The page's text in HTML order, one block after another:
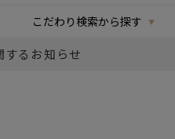
こだわり検索から探す
するお知らせ